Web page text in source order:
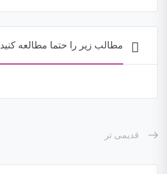
مطالب زیر را حتما مطالعه کنید
قدیمی تر